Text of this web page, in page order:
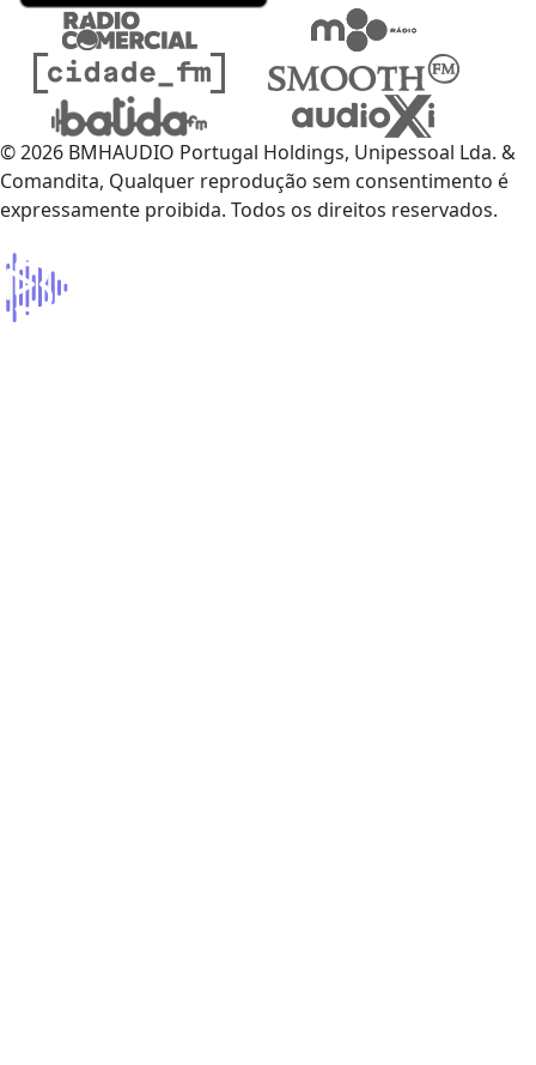
© 2026 BMHAUDIO Portugal Holdings, Unipessoal Lda. &
Comandita, Qualquer reprodução sem consentimento é
expressamente proibida. Todos os direitos reservados.